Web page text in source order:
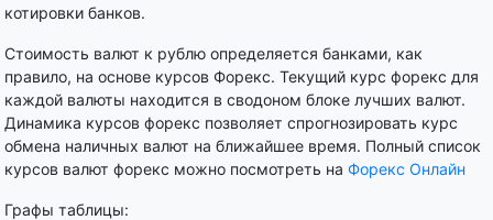
котировки банков.
Стоимость валют к рублю определяется банками, как
правило, на основе курсов Форекс. Текущий курс форекс для
каждой валюты находится в сводоном блоке лучших валют.
Динамика курсов форекс позволяет спрогнозировать курс
обмена наличных валют на ближайшее время. Полный список
курсов валют форекс можно посмотреть на Форекс Онлайн
Графы таблицы: